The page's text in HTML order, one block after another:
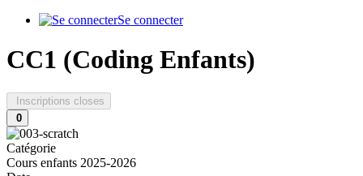
Se connecter
CC1 (Coding Enfants)
Inscriptions closes
0
Catégorie
Cours enfants 2025-2026